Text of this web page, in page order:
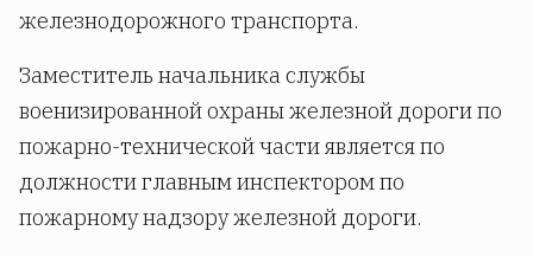
железнодорожного транспорта.
Заместитель начальника службы
военизированной охраны железной дороги по
пожарно-технической части является по
должности главным инспектором по
пожарному надзору железной дороги.